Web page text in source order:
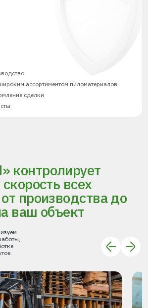
ассортиментом пиломатериалов
сделки
контролирует
всех
от производства до
ваш объект